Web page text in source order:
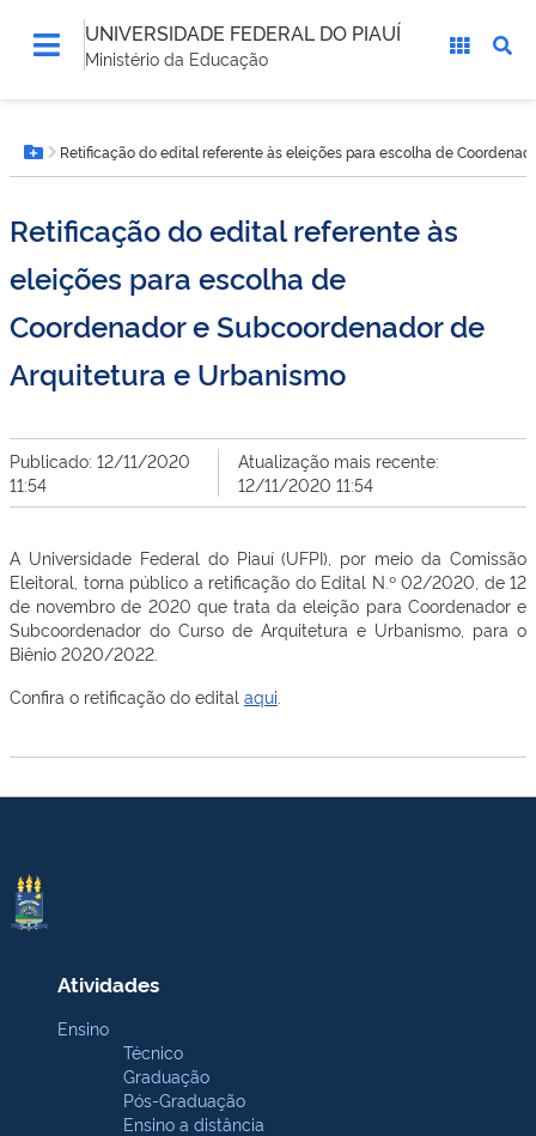
UNIVERSIDADE FEDERAL DO PIAUÍ
Ministério da Educação
está
aqui:Botão Menu
Retificação do edital referente às eleições para escolha de
Retificação do edital referente às
eleições para escolha de
Coordenador e Subcoordenador de
Arquitetura e Urbanismo
Publicado: 12/11/2020
11:54
Atualização mais recente:
12/11/2020 11:54
A Universidade Federal do Piauí (UFPI), por meio da Comissão
Eleitoral, torna público a retificação do Edital N.º 02/2020, de 12
de novembro de 2020 que trata da eleição para Coordenador e
Subcoordenador do Curso de Arquitetura e Urbanismo, para o
Biênio 2020/2022.
Confira o retificação do edital aqui
Atividades
Ensino
Técnico
Graduação
Pós-Graduação
Ensino a distância